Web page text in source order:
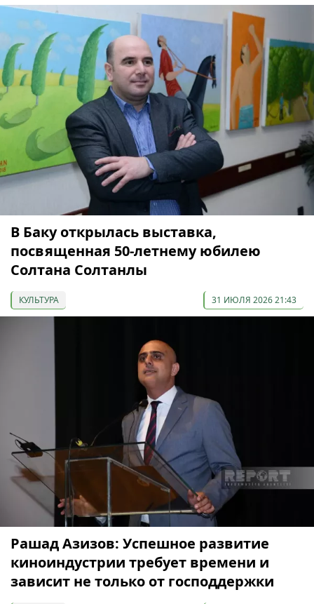
В Баку открылась выставка,
посвященная 50-летнему юбилею
Солтана Солтанлы
КУЛЬТУРА 31 ИЮЛЯ 2026 21:43
Рашад Азизов: Успешное развитие
киноиндустрии требует времени и
зависит не только от господдержки